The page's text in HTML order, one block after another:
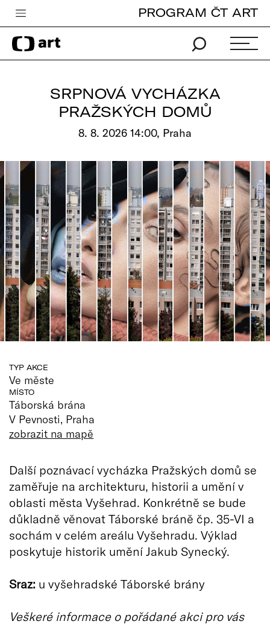
Česká televize
Zpravodajství
Vše o ČT
PROGRAM ČT ART
SRPNOVÁ VYCHÁZKA
PRAŽSKÝCH DOMŮ
8. 8. 2026 14:00, Praha
TYP AKCE
Ve měste
MÍSTO
Táborská brána
V Pevnosti, Praha
zobrazit na mapě
Další poznávací vycházka Pražských domů se
zaměřuje na architekturu, historii a umění v
oblasti města Vyšehrad. Konkrétně se bude
důkladně věnovat Táborské bráně čp. 35-VI a
sochám v celém areálu Vyšehradu. Výklad
poskytuje historik umění Jakub Synecký.
Sraz: u vyšehradské Táborské brány
Veškeré informace o pořádané akci pro vás